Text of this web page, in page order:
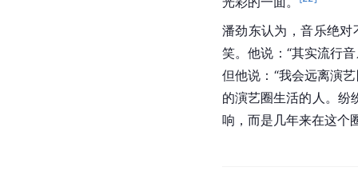
潘劲东认为，音乐绝
笑。他说：“其实流行
但他说：“我会远离演
的演艺圈生活的人。纷
响，而是几年来在这个